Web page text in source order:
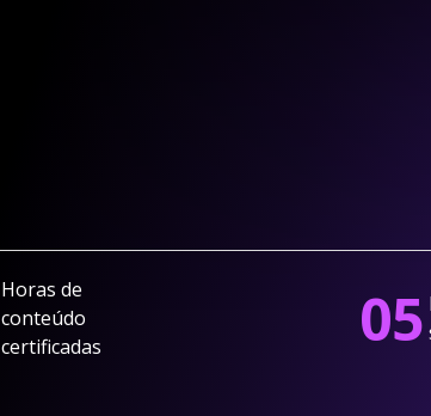
Horas de
conteúdo
certificadas
05